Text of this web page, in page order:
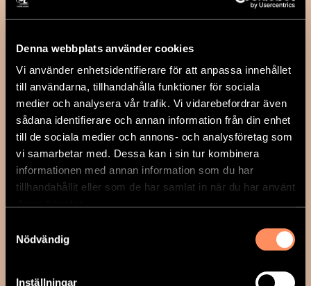
Denna webbplats använder cookies
Vi använder enhetsidentifierare för att anpassa innehållet
till användarna, tillhandahålla funktioner för sociala
medier och analysera vår trafik. Vi vidarebefordrar även
sådana identifierare och annan information från din enhet
till de sociala medier och annons- och analysföretag som
vi samarbetar med. Dessa kan i sin tur kombinera
informationen med annan information som du har
tillhandahållit eller som de har samlat in när du har använt
Nödvändig
Inställningar